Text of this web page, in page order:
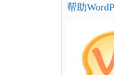
帮助